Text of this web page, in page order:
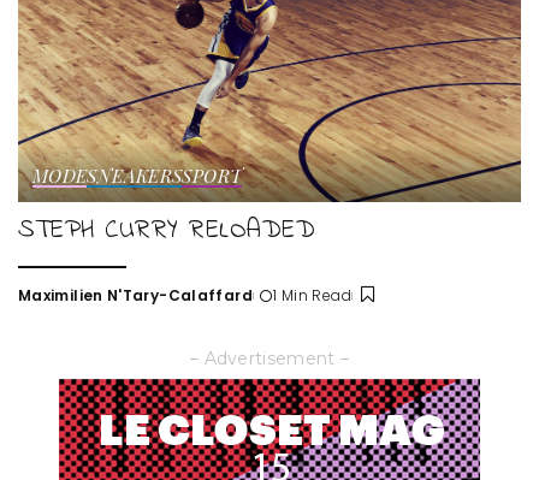
MODESNEAKERSSPORT
STEPH CURRY RELOADED
Posted
Maximilien N'Tary-Calaffard 1 Min Read
– Advertisement –